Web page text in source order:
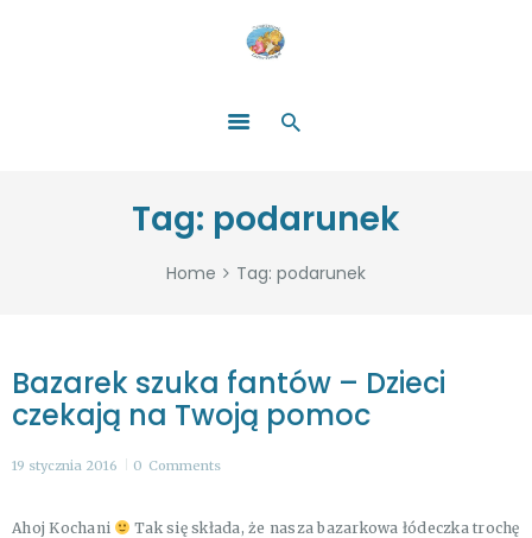
Tag: podarunek
Home Tag: podarunek
ZOSTAŃ DARCZYŃCĄ!
WYDARZENIA
PARTNERZY
Bazarek szuka fantów – Dzieci
czekają na Twoją pomoc
19 stycznia 2016 0 Comments
Ahoj Kochani
Tak się składa, że nasza bazarkowa łódeczka trochę